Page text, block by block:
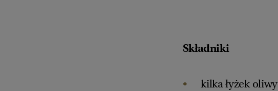
Składniki
kilka łyżek oliwy